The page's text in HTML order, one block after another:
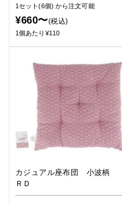
1セット(6個) から注文可能
¥660〜(税込)
1個あたり¥110
カジュアル座布団 小波柄
ＲＤ